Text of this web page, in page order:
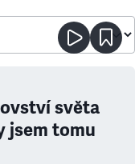
světa
jsem tomu